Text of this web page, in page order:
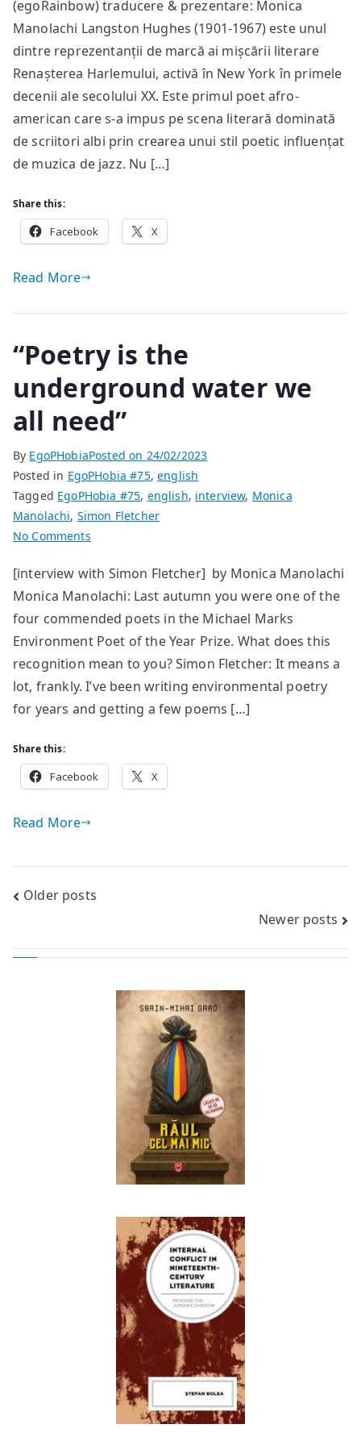
de
Langston
Hughes
[III]
(egoRainbow) traducere & prezentare: Monica
Manolachi Langston Hughes (1901-1967) este unul
dintre reprezentanții de marcă ai mișcării literare
Renașterea Harlemului, activă în New York în primele
decenii ale secolului XX. Este primul poet afro-
american care s-a impus pe scena literară dominată
de scriitori albi prin crearea unui stil poetic influențat
de muzica de jazz. Nu […]
Share this:
Facebook X
Read More
“Poetry is the
underground water we
all need”
By EgoPHobiaPosted on 24/02/2023
Posted in EgoPHobia #75,english
Tagged EgoPHobia #75, english, interview, Monica
Manolachi, Simon Fletcher
No Commentson
is
the
underground
water
need”
[interview with Simon Fletcher] by Monica Manolachi
Monica Manolachi: Last autumn you were one of the
four commended poets in the Michael Marks
Environment Poet of the Year Prize. What does this
recognition mean to you? Simon Fletcher: It means a
lot, frankly. I’ve been writing environmental poetry
for years and getting a few poems […]
Share this:
Facebook X
Read More
Posts
Older posts
Newer posts